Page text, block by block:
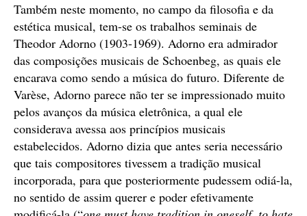
Também neste momento, no campo da filosofia e da
estética musical, tem-se os trabalhos seminais de
Theodor Adorno (1903-1969). Adorno era admirador
das composições musicais de Schoenbeg, as quais ele
encarava como sendo a música do futuro. Diferente de
Varèse, Adorno parece não ter se impressionado muito
pelos avanços da música eletrônica, a qual ele
considerava avessa aos princípios musicais
estabelecidos. Adorno dizia que antes seria necessário
que tais compositores tivessem a tradição musical
incorporada, para que posteriormente pudessem odiá-la,
no sentido de assim querer e poder efetivamente